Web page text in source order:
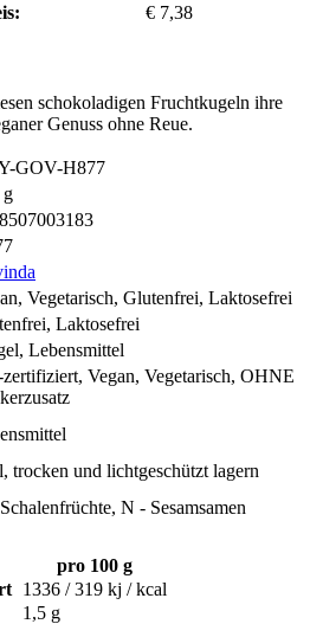
€ 7,38
schokoladigen Fruchtkugeln ihre
Genuss ohne Reue.
GOV-H877
g
Vegetarisch, Glutenfrei, Laktosefrei
Laktosefrei
Lebensmittel
Vegan, Vegetarisch, OHNE
trocken und lichtgeschützt lagern
N - Sesamsamen
pro 100 g
1336 / 319 kj / kcal
1,5 g